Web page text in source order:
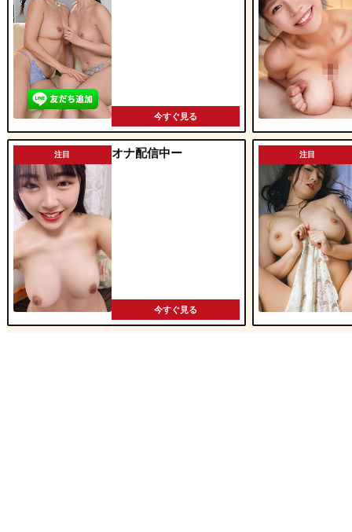
今すぐ見る
注目 オナ配信中ー
今すぐ見る
注目